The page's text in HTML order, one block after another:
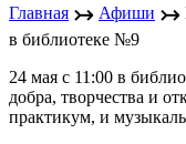
Главная ↣ Афиши ↣
в библиотеке №9
24 мая с 11:00 в
добра, творчества и
практикум, и